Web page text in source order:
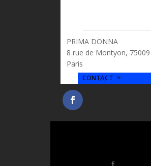
PRIMA DONNA
8 rue de Montyon, 75009
Paris
CONTACT